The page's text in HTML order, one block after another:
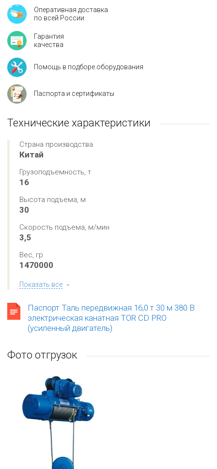
Оперативная доставка
по всей России
Гарантия
качества
Помощь в подборе оборудования
Паспорта и сертификаты
Технические характеристики
Страна производства
Китай
Грузоподъемность, т
16
Высота подъема, м
30
Скорость подъема, м/мин
3,5
Вес, гр
1470000
Показать все
Паспорт Таль передвижная 16,0 т 30 м 380 В
электрическая канатная TOR CD PRO
(усиленный двигатель)
Фото отгрузок